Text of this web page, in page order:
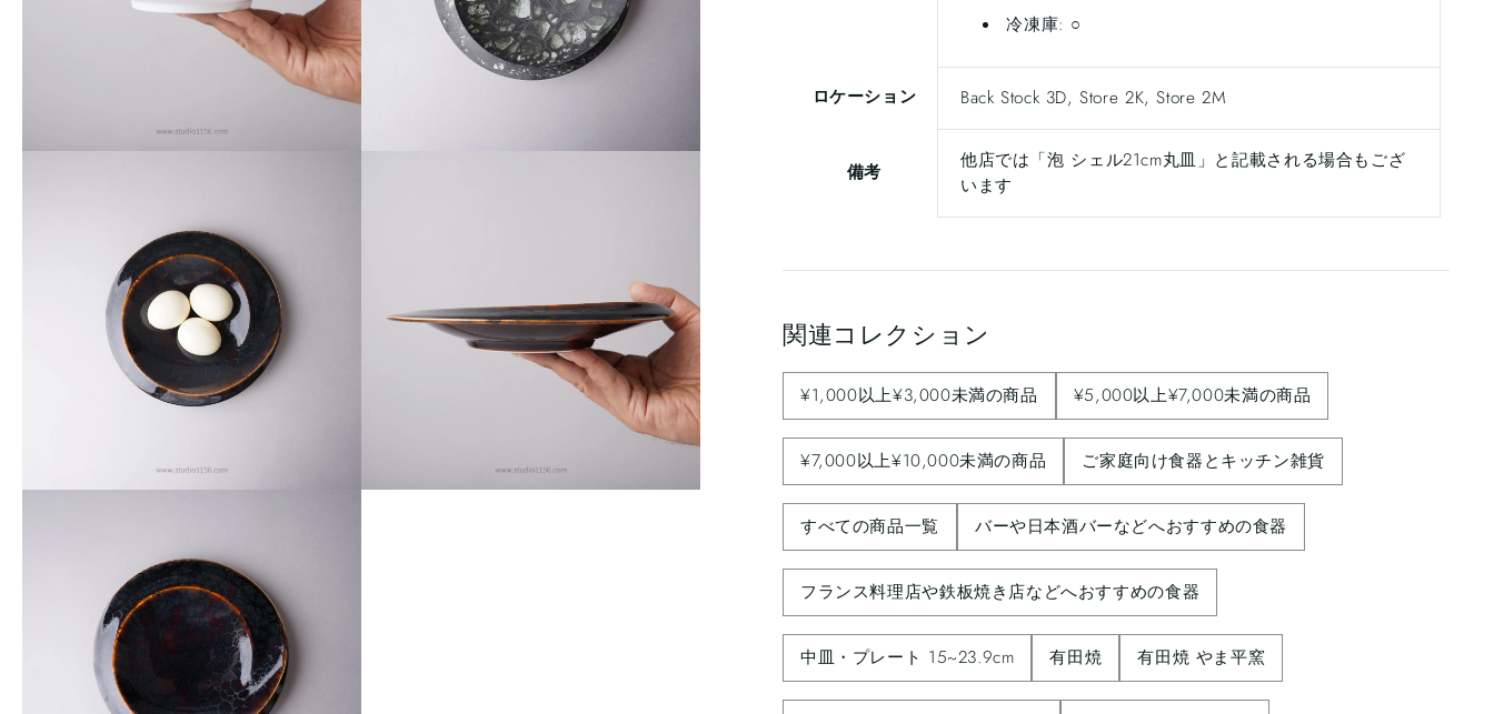
冷凍庫: ○
ロケーション Back Stock 3D, Store 2K, Store 2M
備考
他店では「泡 シェル21cm丸皿」と記載される場合もござ
います
関連コレクション
¥1,000以上¥3,000未満の商品 ¥5,000以上¥7,000未満の商品
¥7,000以上¥10,000未満の商品 ご家庭向け食器とキッチン雑貨
すべての商品一覧 バーや日本酒バーなどへおすすめの食器
フランス料理店や鉄板焼き店などへおすすめの食器
中皿・プレート 15~23.9cm 有田焼 有田焼 やま平窯